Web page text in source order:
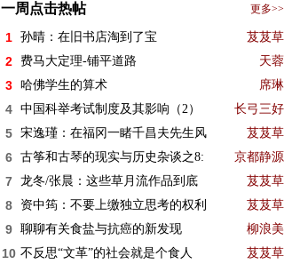
一周点击热帖 更多>>
1 孙晴：在旧书店淘到了宝 芨芨草
2 费马大定理-铺平道路 天蓉
3 哈佛学生的算术 席琳
4 中国科举考试制度及其影响（2） 长弓三好
5 宋逸瑾：在福冈一睹千昌夫先生风 芨芨草
6 古筝和古琴的现实与历史杂谈之8: 京都静源
7 龙冬/张晨：这些草月流作品到底 芨芨草
8 资中筠：不要上缴独立思考的权利 芨芨草
9 聊聊有关食盐与抗癌的新发现 柳浪美
10 不反思“文革”的社会就是个食人 芨芨草